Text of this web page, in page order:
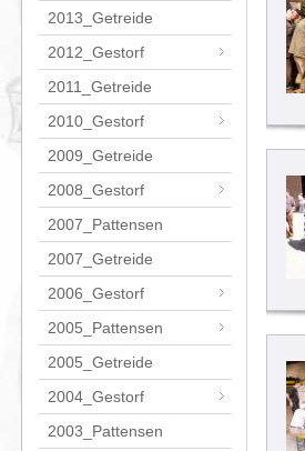
2013_Getreide
2012_Gestorf
2011_Getreide
2010_Gestorf
2009_Getreide
2008_Gestorf
2007_Pattensen
2007_Getreide
2006_Gestorf
2005_Pattensen
2005_Getreide
2004_Gestorf
2003_Pattensen